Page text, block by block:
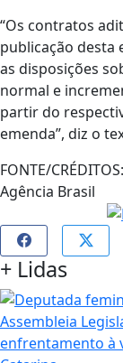
“Os contratos
publicação desta
as disposições
normal e
partir do
emenda”, diz o
FONTE/CRÉDITOS:
Agência Brasil
+ Lidas